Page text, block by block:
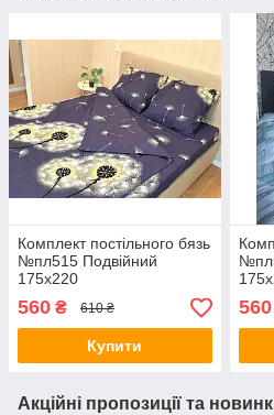
Комплект постільного бязь
№пл515 Подвійний
175х220
560 ₴ 610 ₴
Купити
560
Акційні пропозиції та